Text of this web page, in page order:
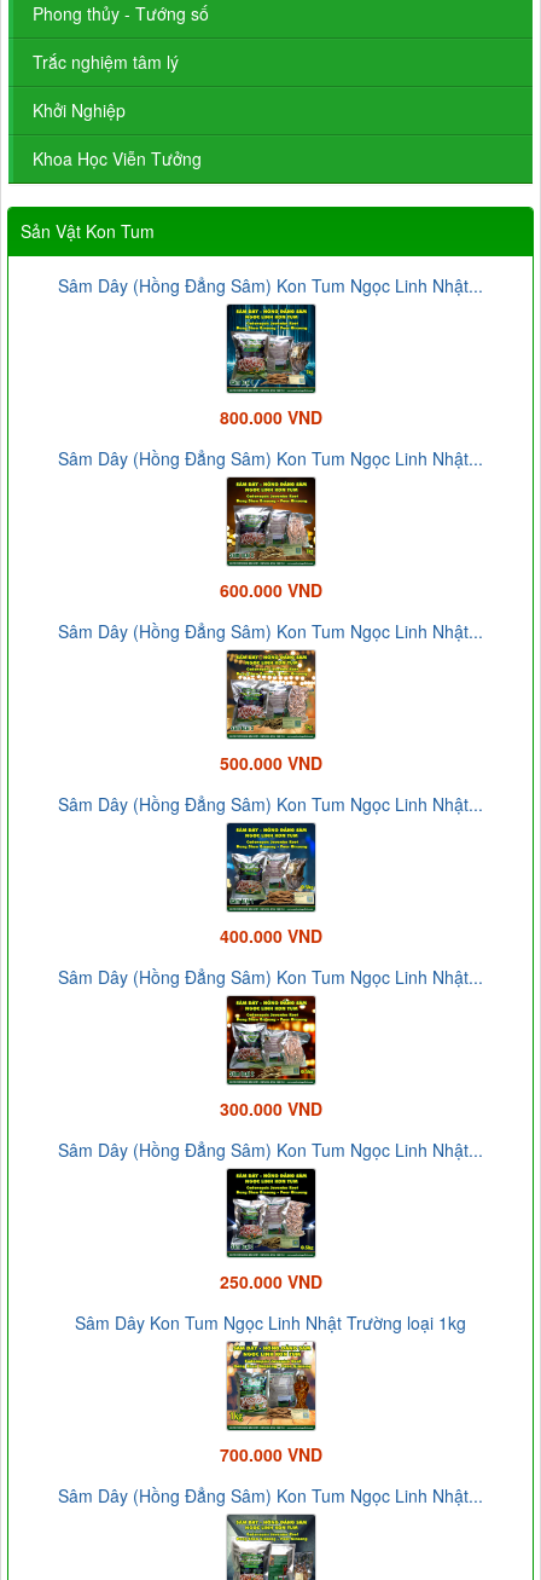
Phong thủy - Tướng số
Trắc nghiệm tâm lý
Khởi Nghiệp
Khoa Học Viễn Tưởng
Sản Vật Kon Tum
Sâm Dây (Hồng Đẳng Sâm) Kon Tum Ngọc Linh Nhật...
800.000 VND
Sâm Dây (Hồng Đẳng Sâm) Kon Tum Ngọc Linh Nhật...
600.000 VND
Sâm Dây (Hồng Đẳng Sâm) Kon Tum Ngọc Linh Nhật...
500.000 VND
Sâm Dây (Hồng Đẳng Sâm) Kon Tum Ngọc Linh Nhật...
400.000 VND
Sâm Dây (Hồng Đẳng Sâm) Kon Tum Ngọc Linh Nhật...
300.000 VND
Sâm Dây (Hồng Đẳng Sâm) Kon Tum Ngọc Linh Nhật...
250.000 VND
Sâm Dây Kon Tum Ngọc Linh Nhật Trường loại 1kg
700.000 VND
Sâm Dây (Hồng Đẳng Sâm) Kon Tum Ngọc Linh Nhật...